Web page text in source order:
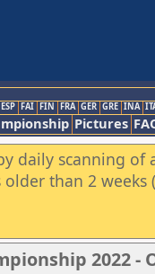
ESP FAI FIN FRA GER GRE INA
Pictures
daily scanning
than 2
2022 -